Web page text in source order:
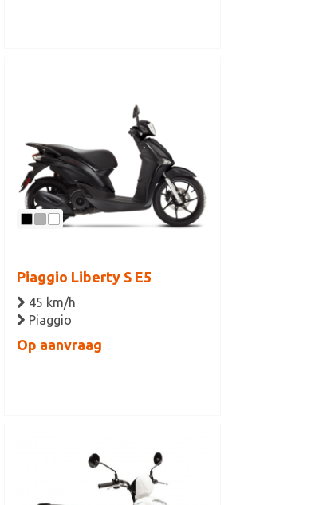
Piaggio Liberty S E5
45 km/h
Piaggio
Op aanvraag